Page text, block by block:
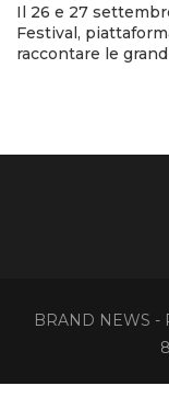
Il 26 e 27
Festival,
raccontare le
BRAND NEWS -